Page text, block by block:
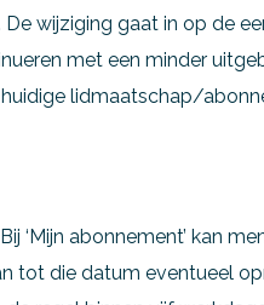
wijziging gaat in op de
met een minder
lidmaatschap/
‘Mijn abonnement’ kan
tot die datum eventueel